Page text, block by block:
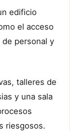
edificio
el acceso
de personal y
talleres de
y una sala
riesgosos.